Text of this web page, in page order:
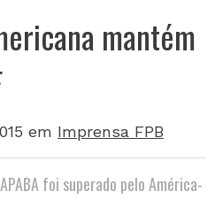
mantém
em Imprensa FPB
foi superado pelo América-